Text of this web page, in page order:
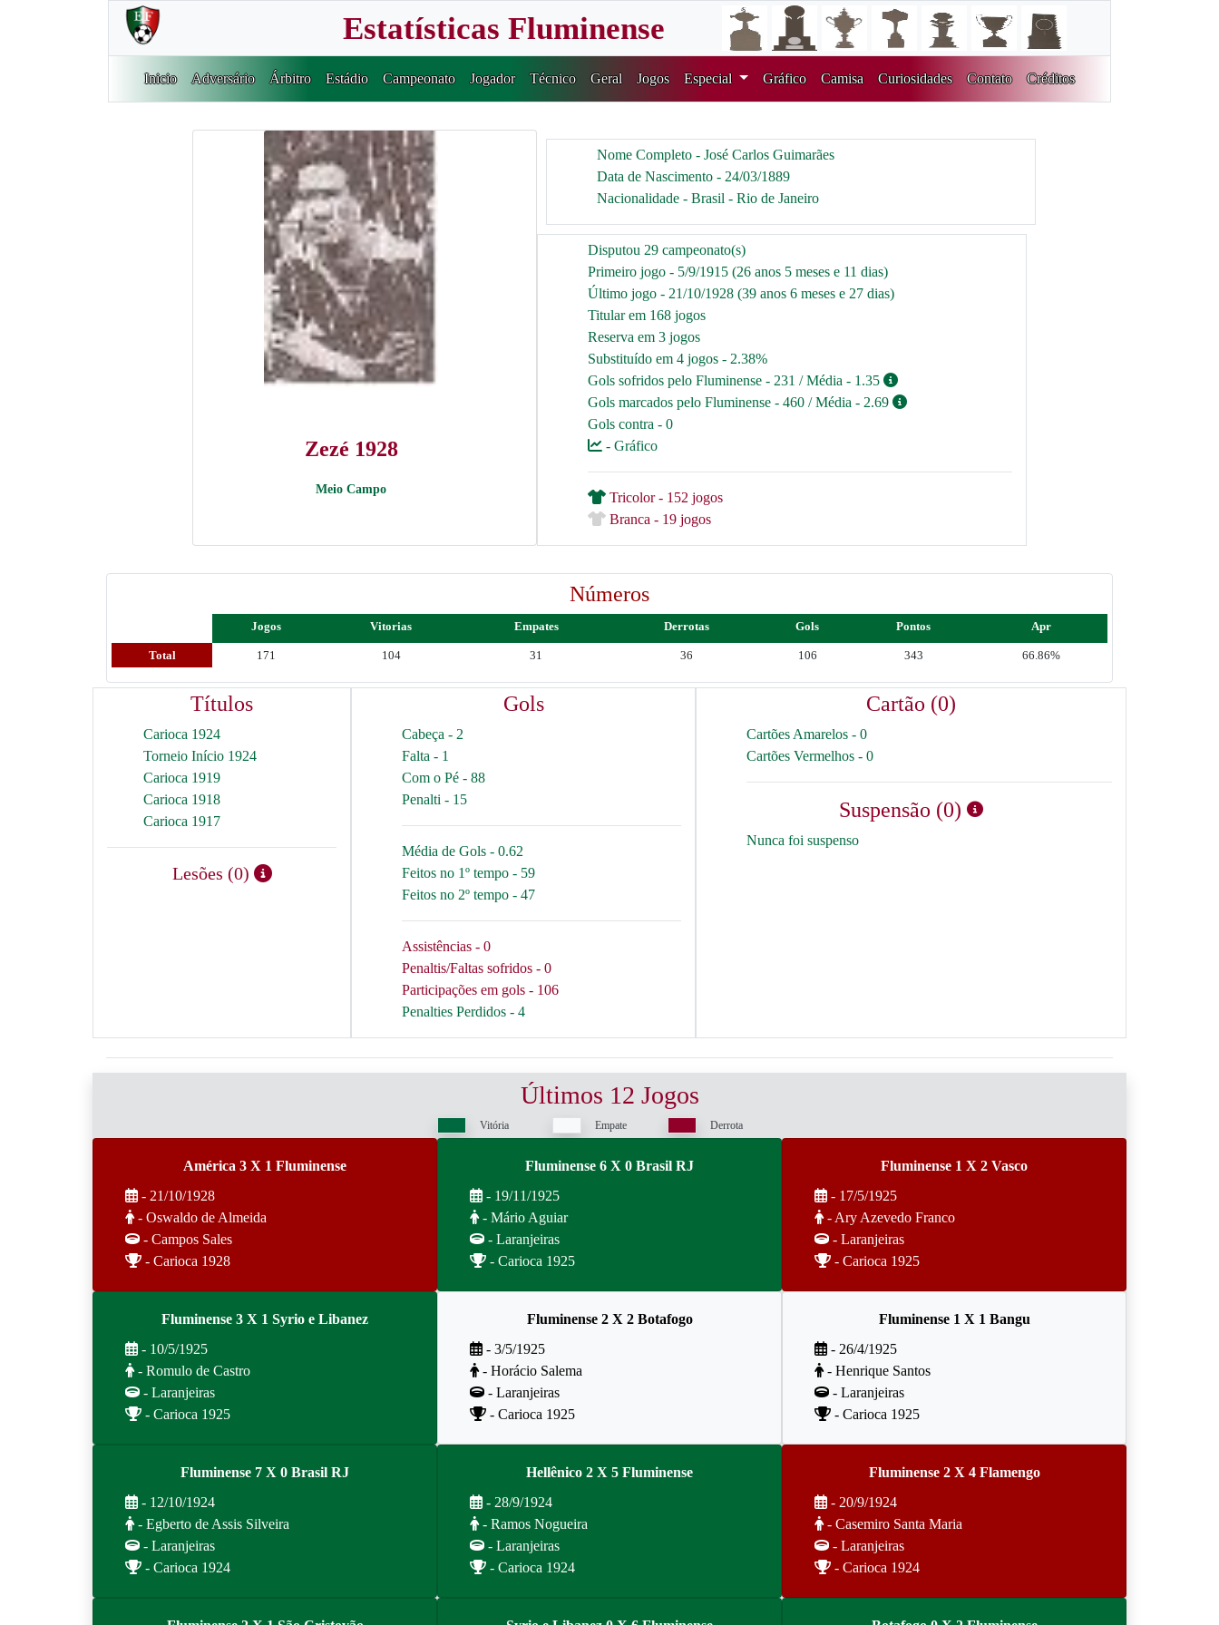
Estatísticas Fluminense
Inicio Adversário Árbitro Estádio Campeonato Jogador Técnico Geral Jogos Especial Gráfico Camisa Curiosidades Contato Créditos
Zezé 1928
Meio Campo
Nome Completo - José Carlos Guimarães
Data de Nascimento - 24/03/1889
Nacionalidade - Brasil - Rio de Janeiro
Disputou 29 campeonato(s)
Primeiro jogo - 5/9/1915 (26 anos 5 meses e 11 dias)
Último jogo - 21/10/1928 (39 anos 6 meses e 27 dias)
Titular em 168 jogos
Reserva em 3 jogos
Substituído em 4 jogos - 2.38%
Gols sofridos pelo Fluminense - 231 / Média - 1.35
Gols marcados pelo Fluminense - 460 / Média - 2.69
Gols contra - 0
- Gráfico
Tricolor - 152 jogos
Branca - 19 jogos
Números
Jogos Vitorias Empates Derrotas Gols Pontos Apr
Total 171 104 31 36 106 343 66.86%
Títulos
Carioca 1924
Torneio Início 1924
Carioca 1919
Carioca 1918
Carioca 1917
Lesões (0)
Gols
Cabeça - 2
Falta - 1
Com o Pé - 88
Penalti - 15
Média de Gols - 0.62
Feitos no 1º tempo - 59
Feitos no 2º tempo - 47
Assistências - 0
Penaltis/Faltas sofridos - 0
Participações em gols - 106
Penalties Perdidos - 4
Cartão (0)
Cartões Amarelos - 0
Cartões Vermelhos - 0
Suspensão (0)
Nunca foi suspenso
Últimos 12 Jogos
Vitória Empate Derrota
América 3 X 1 Fluminense
- 21/10/1928
- Oswaldo de Almeida
- Campos Sales
- Carioca 1928
Fluminense 6 X 0 Brasil RJ
- 19/11/1925
- Mário Aguiar
- Laranjeiras
- Carioca 1925
Fluminense 1 X 2 Vasco
- 17/5/1925
- Ary Azevedo Franco
- Laranjeiras
- Carioca 1925
Fluminense 3 X 1 Syrio e Libanez
- 10/5/1925
- Romulo de Castro
- Laranjeiras
- Carioca 1925
Fluminense 2 X 2 Botafogo
- 3/5/1925
- Horácio Salema
- Laranjeiras
- Carioca 1925
Fluminense 1 X 1 Bangu
- 26/4/1925
- Henrique Santos
- Laranjeiras
- Carioca 1925
Fluminense 7 X 0 Brasil RJ
- 12/10/1924
- Egberto de Assis Silveira
- Laranjeiras
- Carioca 1924
Hellênico 2 X 5 Fluminense
- 28/9/1924
- Ramos Nogueira
- Laranjeiras
- Carioca 1924
Fluminense 2 X 4 Flamengo
- 20/9/1924
- Casemiro Santa Maria
- Laranjeiras
- Carioca 1924